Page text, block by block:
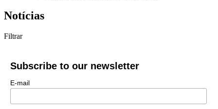
Notícias
Filtrar
Subscribe to our newsletter
E-mail